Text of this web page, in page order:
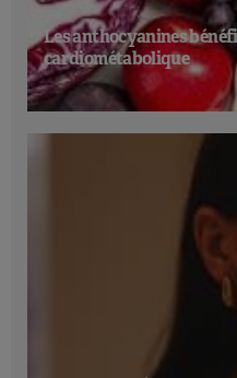
Les anthocyanines
cardiométabolique